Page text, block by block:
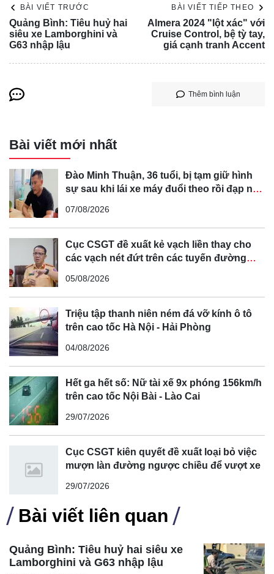
công bố. Vụ việc sẽ tiếp tục được cập nhật.
BÀI VIẾT TRƯỚC
Quảng Bình: Tiêu huỷ hai
siêu xe Lamborghini và
G63 nhập lậu
BÀI VIẾT TIẾP THEO
Almera 2024 "lột xác" với
Cruise Control, bệ tỳ tay,
giá cạnh tranh Accent
Thêm bình luận
Bài viết mới nhất
Đào Minh Thuận, 36 tuổi, bị tạm giữ hình
sự sau khi lái xe máy đuổi theo rồi đạp ngã
07/08/2026
Cục CSGT đề xuất kẻ vạch liền thay cho
các vạch nét đứt trên các tuyến đường
05/08/2026
Triệu tập thanh niên ném đá vỡ kính ô tô
trên cao tốc Hà Nội - Hải Phòng
04/08/2026
Hết ga hết số: Nữ tài xế 9x phóng 156km/h
trên cao tốc Nội Bài - Lào Cai
29/07/2026
Cục CSGT kiên quyết đề xuất loại bỏ việc
mượn làn đường ngược chiều để vượt xe
29/07/2026
Bài viết liên quan
Quảng Bình: Tiêu huỷ hai siêu xe
Lamborghini và G63 nhập lậu